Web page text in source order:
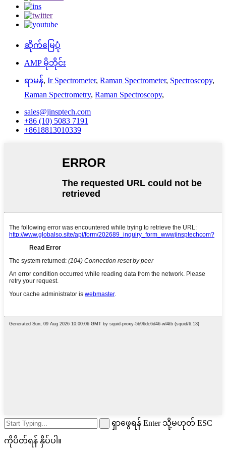
ဆိုက်မြေပုံ
AMP မိုဘိုင်း
ရာမန်, Ir Spectrometer, Raman Spectrometer, Spectroscopy,
Raman Spectrometry, Raman Spectroscopy,
sales@jinsptech.com
+86 (10) 5083 7191
+8618813010339
ရှာဖွေရန် Enter သို့မဟုတ် ESC
ကိုပိတ်ရန် နှိပ်ပါ။